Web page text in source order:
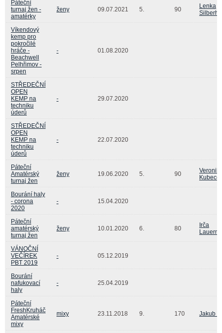
Páteční
turnaj žen -
amatérky
ženy 09.07.2021 5. 90
Lenka
Víkendový
kemp pro
pokročilé
hráče -
Beachwell
Pelhřimov -
srpen
- 01.08.2020
STŘEDEČNÍ
OPEN
KEMP na
techniku
úderů
- 29.07.2020
STŘEDEČNÍ
OPEN
KEMP na
techniku
úderů
- 22.07.2020
Páteční
Amatérský
turnaj žen
ženy 19.06.2020 5. 90
Bourání haly
- corona
2020
- 15.04.2020
Páteční
amatérský
turnaj žen
ženy 10.01.2020 6. 80
Irča
VÁNOČNÍ
VEČÍREK
PBT 2019
- 05.12.2019
Bourání
nafukovací
haly
- 25.04.2019
Páteční
FreshKruháč
Amatérské
mixy
mixy 23.11.2018 9. 170 Jakub